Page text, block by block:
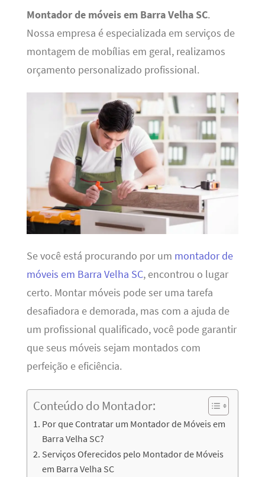
Montador de móveis em Barra Velha SC.
Nossa empresa é especializada em serviços de
montagem de mobílias em geral, realizamos
orçamento personalizado profissional.
Se você está procurando por um montador de
móveis em Barra Velha SC, encontrou o lugar
certo. Montar móveis pode ser uma tarefa
desafiadora e demorada, mas com a ajuda de
um profissional qualificado, você pode garantir
que seus móveis sejam montados com
perfeição e eficiência.
Conteúdo do Montador:
Por que Contratar um Montador de Móveis em
Barra Velha SC?
Serviços Oferecidos pelo Montador de Móveis
em Barra Velha SC